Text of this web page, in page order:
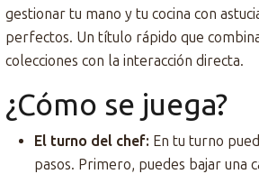
gestionar tu mano y tu cocina con
perfectos. Un título rápido que
colecciones con la interacción directa.
¿Cómo se juega?
El turno del chef: En tu turno
pasos. Primero, puedes bajar una